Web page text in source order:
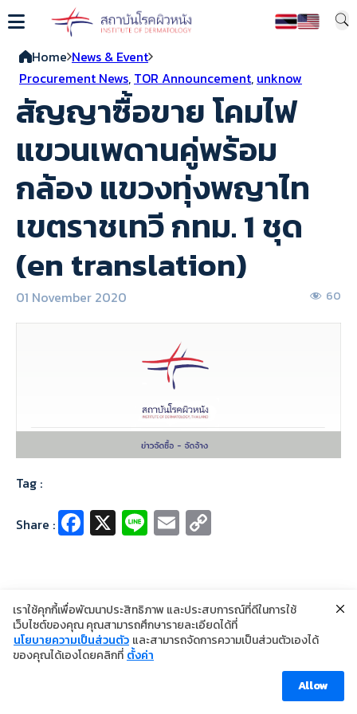
Home News & Event
Procurement News, TOR Announcement, unknow
สัญญาซื้อขาย โคมไฟ
แขวนเพดานคู่พร้อม
กล้อง แขวงทุ่งพญาไท
เขตราชเทวี กทม. 1 ชุด
(en translation)
01 November 2020 60
Tag :
Share : Fa
ce
o
o
k
X Li
n
E
m
l y
Li
n
©2024 Copyright Institute of Dermatology Thailand
นโยบายการคุ้มครองข้อมูลส่วนบุคคล
Visitor [ahc_total_visits]
เราใช้คุกกี้เพื่อพัฒนาประสิทธิภาพ และประสบการณ์ที่ดีในการใช้
เว็บไซต์ของคุณ คุณสามารถศึกษารายละเอียดได้ที่
นโยบายความเป็นส่วนตัว และสามารถจัดการความเป็นส่วนตัวเองได้
ของคุณได้เองโดยคลิกที่ ตั้งค่า
Allow